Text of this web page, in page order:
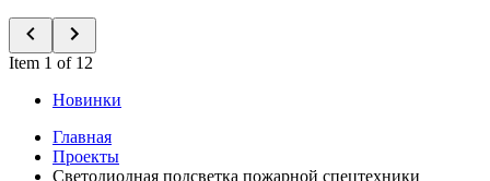
Item 1 of 12
Новинки
Главная
Проекты
Светодиодная подсветка пожарной спецтехники